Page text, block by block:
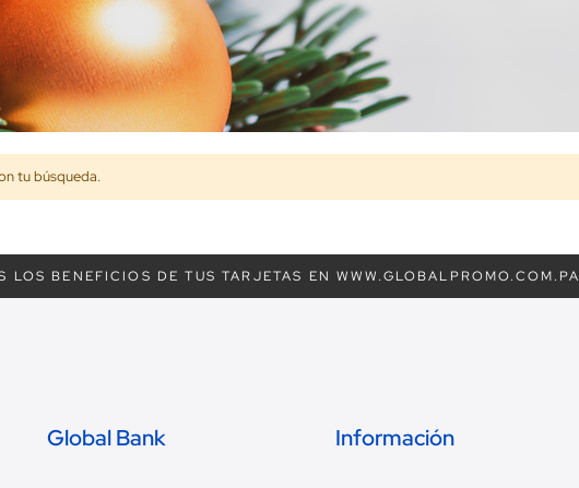
tu búsqueda.
LOS BENEFICIOS DE TUS TARJETAS EN WWW.GLOBALPROMO.COM.PA
Global Bank Información